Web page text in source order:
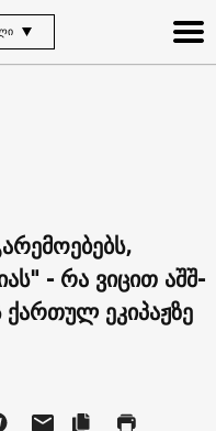
- რა ვიცით აშშ-
ქართულ ეკიპაჟზე